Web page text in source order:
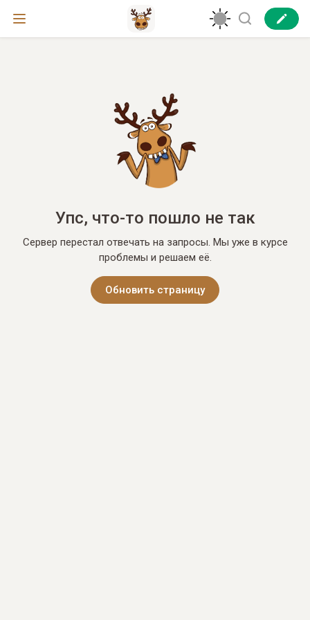
Упс, что-то пошло не так
Сервер перестал отвечать на запросы. Мы уже в курсе
проблемы и решаем её.
Обновить страницу